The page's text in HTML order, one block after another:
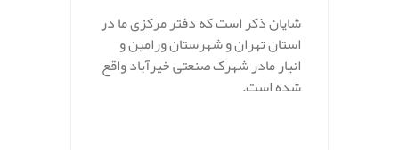
شایان ذکر است که دفتر مرکزی ما در
استان تهران و شهرستان ورامین و
انبار مادر شهرک صنعتی خیرآباد واقع
شده است.